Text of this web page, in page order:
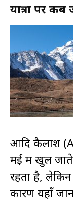
यात्रा पर कब
आदि कैलाश
मई में खुल जाते
रहता है,
कारण यहाँ